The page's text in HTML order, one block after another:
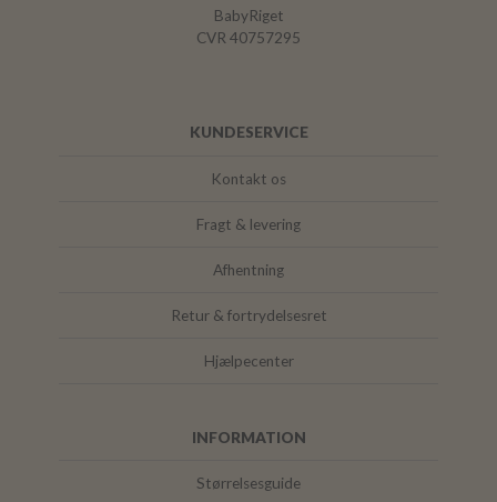
BabyRiget
CVR 40757295
KUNDESERVICE
Kontakt os
Fragt & levering
Afhentning
Retur & fortrydelsesret
Hjælpecenter
INFORMATION
Størrelsesguide